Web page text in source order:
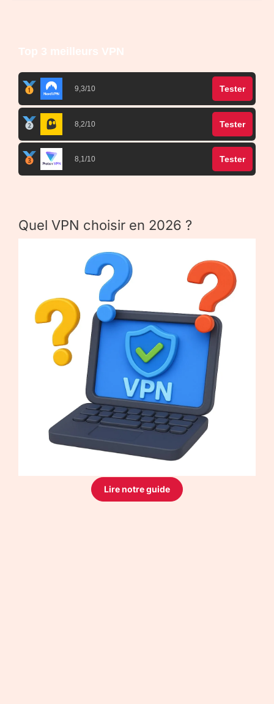
Top 3 meilleurs VPN
9,3/10 Tester
8,2/10 Tester
8,1/10 Tester
Quel VPN choisir en 2026 ?
Lire notre guide